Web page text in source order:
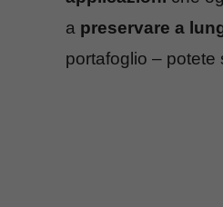
a preservare a
portafoglio – potete